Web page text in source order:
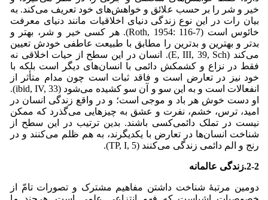
خیر و شر را بر حسب علائق و خواهش‌های خود تعریف می‌‌کند. به
بیان رات در این نوع زندگی دنیای اخلاقیات مانند دنیای معرفت
خائوس است (Roth, 1954: 116-7). هر کسی خیر و شر، بهتر و
بدتر و بهترین و بدترین را مطابق با طبیعت عاطفی خودش تعیین
می‌‌کند (E, III, 39, Sch). انسان در این سطح از حیات اخلاقی نه
فقط در نزاع و کشمکش دائمی با انسان‌های دیگر است بلکه با
خود نیز در تعارض است و فاقد ثبات است چون مدام متأثر از
انفعالات است و به این سو و آن سو کشیده می‌‌شود (ibid, IV, 33).
او دست خوش هر باد و موجی است؛ و در واقع زندگی انسان در
امید، ترس، خشم، نفرت و عشق به چیزهایی می‌‌گذرد که ممکن
نیست در تملک دائمی‌کسی باشند. بدین ترتیب در این سطح از
شناخت انسان‌ها در تعارض با یکدیگرند، به هم ظلم می‌‌کنند و در
رنج و الم دائمی ‌زندگی می‌‌کنند (TP, I, 5).
2-2.زندگی عالمانه
دومین مرتبۀ شناخت داشتن مفاهیم مشترک و تصورات تامّ از